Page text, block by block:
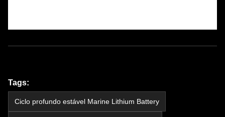
Tags:
Ciclo profundo estável Marine Lithium Battery